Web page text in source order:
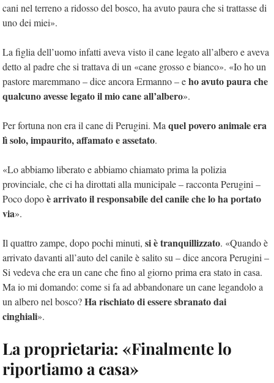
cani nel terreno a ridosso del bosco, ha avuto paura che si trattasse di
uno dei miei».
La figlia dell’uomo infatti aveva visto il cane legato all’albero e aveva
detto al padre che si trattava di un «cane grosso e bianco». «Io ho un
pastore maremmano – dice ancora Ermanno – eho avuto paura che
qualcuno avesse legato il mio cane all’albero».
Per fortuna non era il cane di Perugini. Ma quel povero animale era
lì solo, impaurito, affamato e assetato.
«Lo abbiamo liberato e abbiamo chiamato prima la polizia
provinciale, che ci ha dirottati alla municipale – racconta Perugini –
Poco dopoè arrivato il responsabile del canile che lo ha portato
via».
Il quattro zampe, dopo pochi minuti, si è tranquillizzato. «Quando è
arrivato davanti all’auto del canile è salito su – dice ancora Perugini –
Si vedeva che era un cane che fino al giorno prima era stato in casa.
Ma io mi domando: come si fa ad abbandonare un cane legandolo a
un albero nel bosco?Ha rischiato di essere sbranato dai
cinghiali».
La proprietaria: «Finalmente lo
riportiamo a casa»